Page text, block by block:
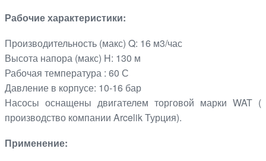
Рабочие характеристики:
Производительность (макс) Q: 16 м3/час
Высота напора (макс) H: 130 м
Рабочая температура : 60 С
Давление в корпусе: 10-16 бар
Насосы оснащены двигателем торговой марки WAT (
производство компании Arcelik Турция).
Применение: